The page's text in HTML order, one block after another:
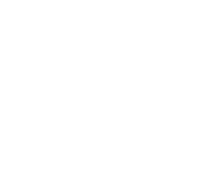
LUMINEUSE DE TRAFIC (SLT) F/H